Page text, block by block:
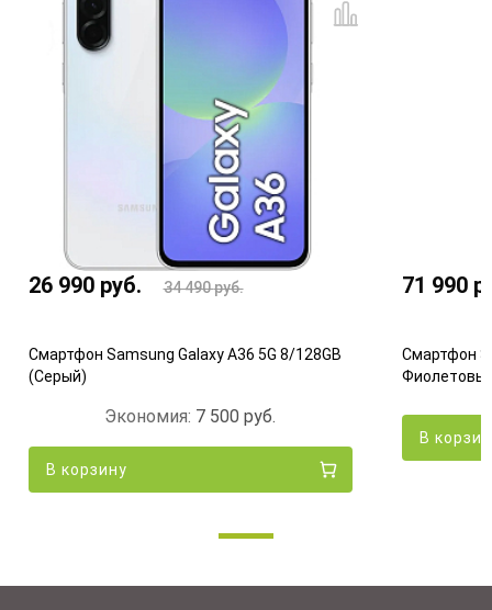
26 990 руб. 34 490руб.
Смартфон Samsung Galaxy A36 5G 8/128GB
(Серый)
Экономия: 7 500руб.
В корзину
71 990
Смартфон
В